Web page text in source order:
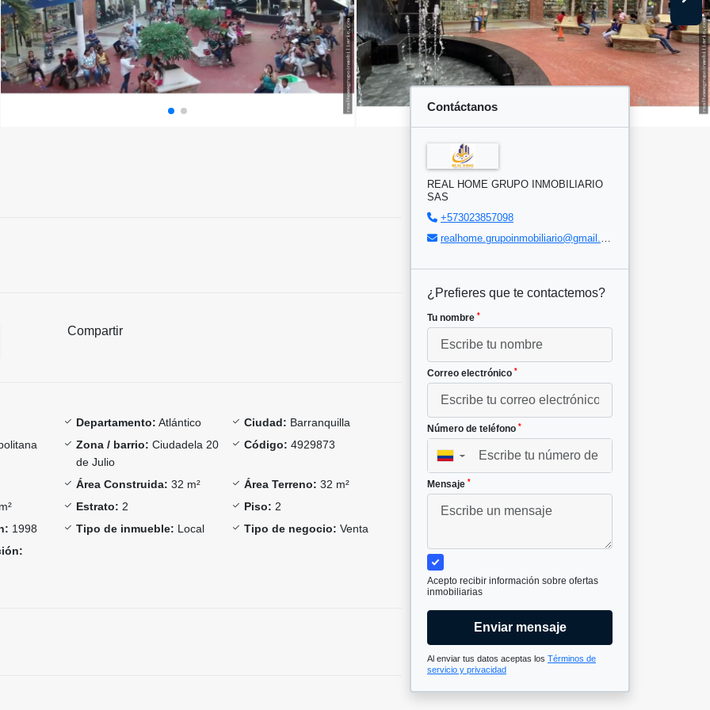
Compartir
Departamento: Atlántico Ciudad: Barranquilla
Zona / barrio: Ciudadela 20
de Julio
Código: 4929873
Área Construida: 32 m² Área Terreno: 32 m²
Estrato: 2 Piso: 2
1998 Tipo de inmueble: Local Tipo de negocio: Venta
Contáctanos
REAL HOME GRUPO INMOBILIARIO
SAS
+573023857098
realhome.grupoinmobiliario@gmail.com
¿Prefieres que te contactemos?
Tu nombre *
Correo electrónico *
Número de teléfono *
▼
Mensaje *
Acepto recibir información sobre ofertas
inmobiliarias
Enviar mensaje
Al enviar tus datos aceptas los Términos de
servicio y privacidad